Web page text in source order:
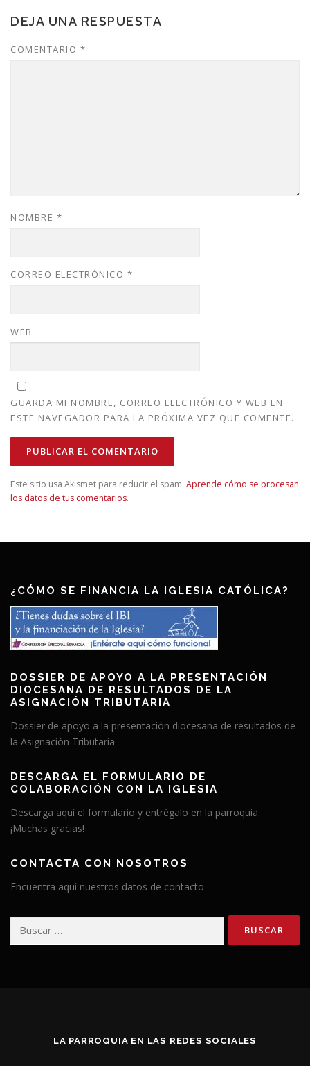
DEJA UNA RESPUESTA
COMENTARIO *
NOMBRE *
CORREO ELECTRÓNICO *
WEB
GUARDA MI NOMBRE, CORREO ELECTRÓNICO Y WEB EN
ESTE NAVEGADOR PARA LA PRÓXIMA VEZ QUE COMENTE.
Este sitio usa Akismet para reducir el spam. Aprende cómo se procesan
los datos de tus comentarios.
¿CÓMO SE FINANCIA LA IGLESIA CATÓLICA?
DOSSIER DE APOYO A LA PRESENTACIÓN
DIOCESANA DE RESULTADOS DE LA
ASIGNACIÓN TRIBUTARIA
Dossier de apoyo a la presentación diocesana de resultados de
la Asignación Tributaria
DESCARGA EL FORMULARIO DE
COLABORACIÓN CON LA IGLESIA
Descarga aquí el formulario y entrégalo en la parroquia.
¡Muchas gracias!
CONTACTA CON NOSOTROS
Encuentra aquí nuestros datos de contacto
LA PARROQUIA EN LAS REDES SOCIALES